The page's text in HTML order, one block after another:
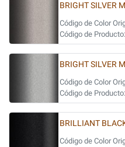
BRIGHT SILVER
Código de Color
Código de Producto:
BRIGHT SILVER
Código de Color
Código de Producto:
BRILLIANT
Código de Color